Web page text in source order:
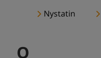
Nystatin
O